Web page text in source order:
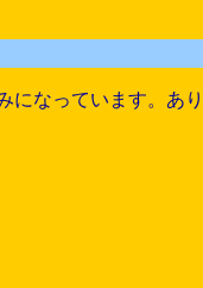
になっています。あ